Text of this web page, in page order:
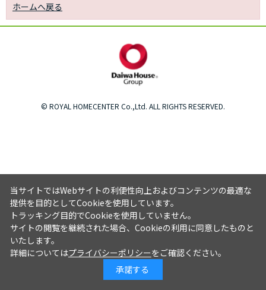
ホームへ戻る
© ROYAL HOMECENTER Co.,Ltd. ALL RIGHTS RESERVED.
当サイトではWebサイトの利便性向上およびコンテンツの最適な
提供を目的としてCookieを使用しています。
トラッキング目的でCookieを使用していません。
サイトの閲覧を継続された場合、Cookieの利用に同意したものと
いたします。
詳細についてはプライバシーポリシーをご確認ください。
承諾する